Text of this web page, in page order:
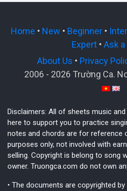
Home • New • Beginner •
Expert• Ask
About Us • Privacy
2006 - 2026 Trường Ca.
Disclaimers: All of sheets music
here to support you to practice
notes and chords are for reference
purposes only, not involved with
selling. Copyright is belong to song
owner. Truongca.com do not own
• The documents are copyrighted